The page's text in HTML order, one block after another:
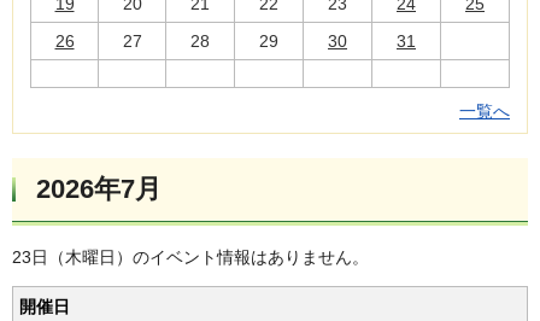
26
27 28 29 30 31
一覧へ
2026年7月
23日（木曜日）のイベント情報はありません。
開催日